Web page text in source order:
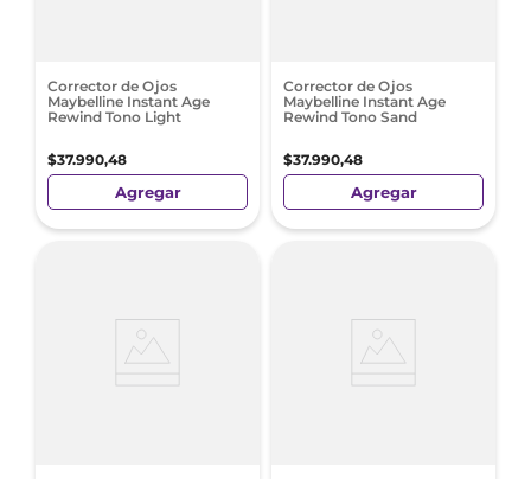
Corrector de Ojos
Maybelline Instant Age
Rewind Tono Light
$37.990,48
Agregar
Corrector de Ojos
Maybelline Instant Age
Rewind Tono Sand
$37.990,48
Agregar